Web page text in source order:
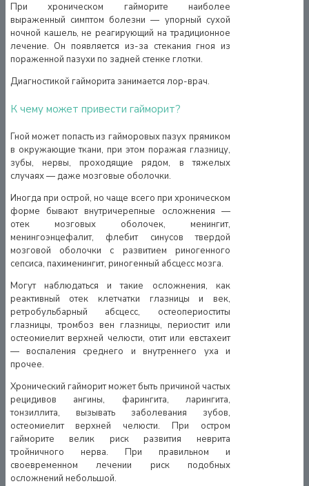
При хроническом гайморите наиболее
выраженный симптом болезни — упорный сухой
ночной кашель, не реагирующий на традиционное
лечение. Он появляется из-за стекания гноя из
пораженной пазухи по задней стенке глотки.
Диагностикой гайморита занимается лор-врач.
К чему может привести гайморит?
Гной может попасть из гайморовых пазух прямиком
в окружающие ткани, при этом поражая глазницу,
зубы, нервы, проходящие рядом, в тяжелых
случаях — даже мозговые оболочки.
Иногда при острой, но чаще всего при хроническом
форме бывают внутричерепные осложнения —
отек мозговых оболочек, менингит,
менингоэнцефалит, флебит синусов твердой
мозговой оболочки с развитием риногенного
сепсиса, пахименингит, риногенный абсцесс мозга.
Могут наблюдаться и такие осложнения, как
реактивный отек клетчатки глазницы и век,
ретробульбарный абсцесс, остеопериоститы
глазницы, тромбоз вен глазницы, периостит или
остеомиелит верхней челюсти, отит или евстахеит
— воспаления среднего и внутреннего уха и
прочее.
Хронический гайморит может быть причиной частых
рецидивов ангины, фарингита, ларингита,
тонзиллита, вызывать заболевания зубов,
остеомиелит верхней челюсти. При остром
гайморите велик риск развития неврита
тройничного нерва. При правильном и
своевременном лечении риск подобных
осложнений небольшой.